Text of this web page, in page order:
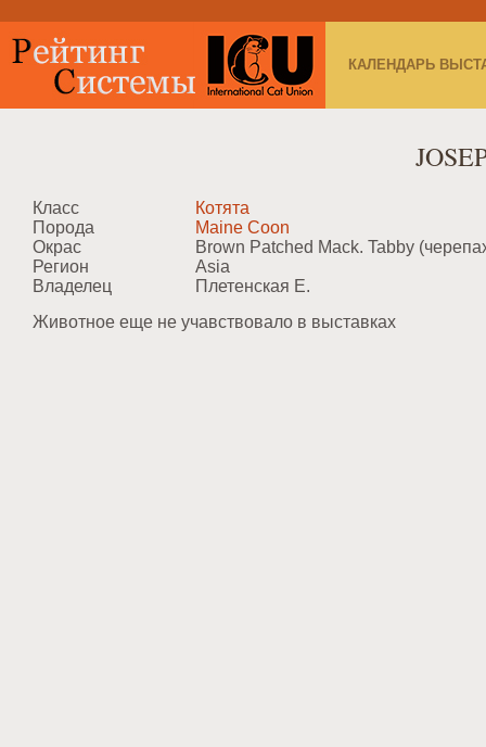
КАЛЕНДАРЬ
Класс
Котята
Порода
Maine Coon
Окрас
Brown Patched Mack. Tabby
Регион
Asia
Владелец
Плетенская Е.
Животное еще не учавствовало в выставках